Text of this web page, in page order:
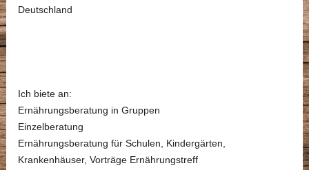
Deutschland
Ich biete an:
Ernährungsberatung in Gruppen
Einzelberatung
Ernährungsberatung für Schulen, Kindergärten,
Krankenhäuser, Vorträge Ernährungstreff